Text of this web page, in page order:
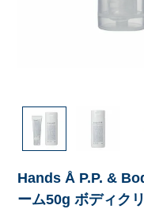
Hands Å P.P. &
ーム50g ボディク